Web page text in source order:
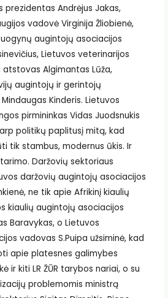
prezidentas Andrėjus Jakas,
vadovė Virginija Žliobienė,
augintojų asociacijos
Lietuvos veterinarijos
Algimantas Lūža,
augintojų ir gerintojų
Kinderis. Lietuvos
pirmininkas Vidas Juodsnukis
politikų paplitusį mitą, kad
tik stambus, modernus ūkis. Ir
Daržovių sektoriaus
daržovių augintojų asociacijos
ne tik apie Afrikinį kiaulių
kiaulių augintojų asociacijos
Baravykas, o Lietuvos
vadovas S.Puipa užsiminė, kad
apie platesnes galimybes
ir kiti LR ŽŪR tarybos nariai, o su
problemomis ministrą